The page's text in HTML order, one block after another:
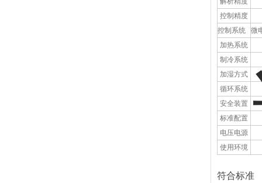
控制精度
控制系统
微
加热系统
制冷系统
加湿方式
循环系统
安全装置
标准配置
电压电源
使用环境
符合标准